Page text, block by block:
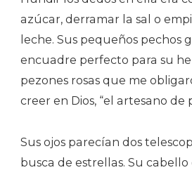
azúcar, derramar la sal o
leche. Sus pequeños pechos
encuadre perfecto para su
pezones rosas que me
creer en Dios, “el artesano de
Sus ojos parecían dos
busca de estrellas. Su cabello